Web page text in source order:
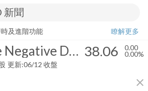
U.S. Aggregate Bond Fund
及進階功能
瞭解更多
WisdomTree Negative Duration U.S. Aggregate Bond Fund 38.06 0.00
0.00%
更新:06/12 收盤
close